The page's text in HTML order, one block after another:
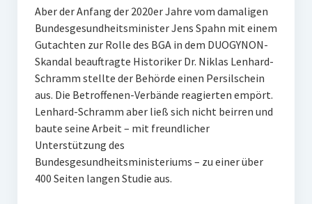
Aber der Anfang der 2020er Jahre vom damaligen
Bundesgesundheitsminister Jens Spahn mit einem
Gutachten zur Rolle des BGA in dem DUOGYNON-
Skandal beauftragte Historiker Dr. Niklas Lenhard-
Schramm stellte der Behörde einen Persilschein
aus. Die Betroffenen-Verbände reagierten empört.
Lenhard-Schramm aber ließ sich nicht beirren und
baute seine Arbeit – mit freundlicher
Unterstützung des
Bundesgesundheitsministeriums – zu einer über
400 Seiten langen Studie aus.